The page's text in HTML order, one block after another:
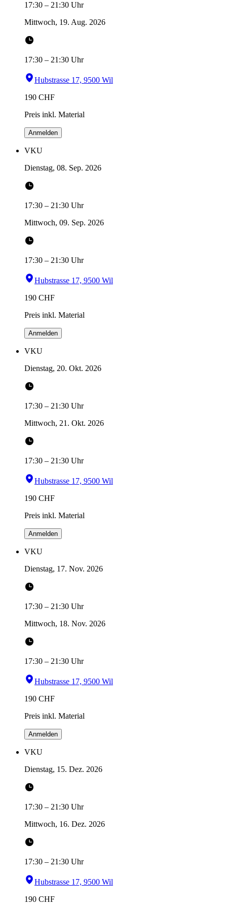
17:30 – 21:30 Uhr
Mittwoch, 19. Aug. 2026
17:30 – 21:30 Uhr
Hubstrasse 17, 9500 Wil
190 CHF
Preis inkl. Material
Anmelden
VKU
Dienstag, 08. Sep. 2026
17:30 – 21:30 Uhr
Mittwoch, 09. Sep. 2026
17:30 – 21:30 Uhr
Hubstrasse 17, 9500 Wil
190 CHF
Preis inkl. Material
Anmelden
VKU
Dienstag, 20. Okt. 2026
17:30 – 21:30 Uhr
Mittwoch, 21. Okt. 2026
17:30 – 21:30 Uhr
Hubstrasse 17, 9500 Wil
190 CHF
Preis inkl. Material
Anmelden
VKU
Dienstag, 17. Nov. 2026
17:30 – 21:30 Uhr
Mittwoch, 18. Nov. 2026
17:30 – 21:30 Uhr
Hubstrasse 17, 9500 Wil
190 CHF
Preis inkl. Material
Anmelden
VKU
Dienstag, 15. Dez. 2026
17:30 – 21:30 Uhr
Mittwoch, 16. Dez. 2026
17:30 – 21:30 Uhr
Hubstrasse 17, 9500 Wil
190 CHF